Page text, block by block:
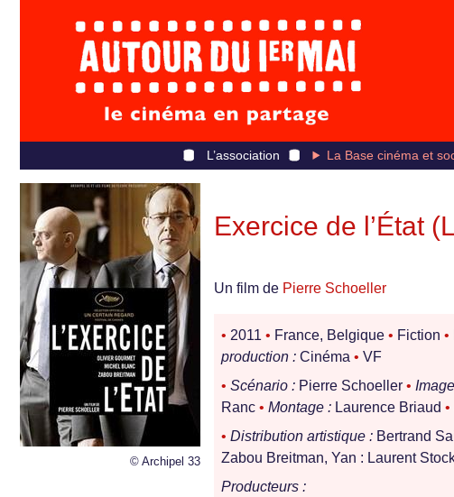
L’association La Base cinéma et
© Archipel 33
Exercice de l’État
Un film de Pierre Schoeller
• 2011 • France, Belgique • Fiction •
production : Cinéma • VF
• Scénario : Pierre Schoeller •
Ranc • Montage : Laurence Briaud •
• Distribution artistique : Bertrand
Zabou Breitman, Yan : Laurent
Producteurs :